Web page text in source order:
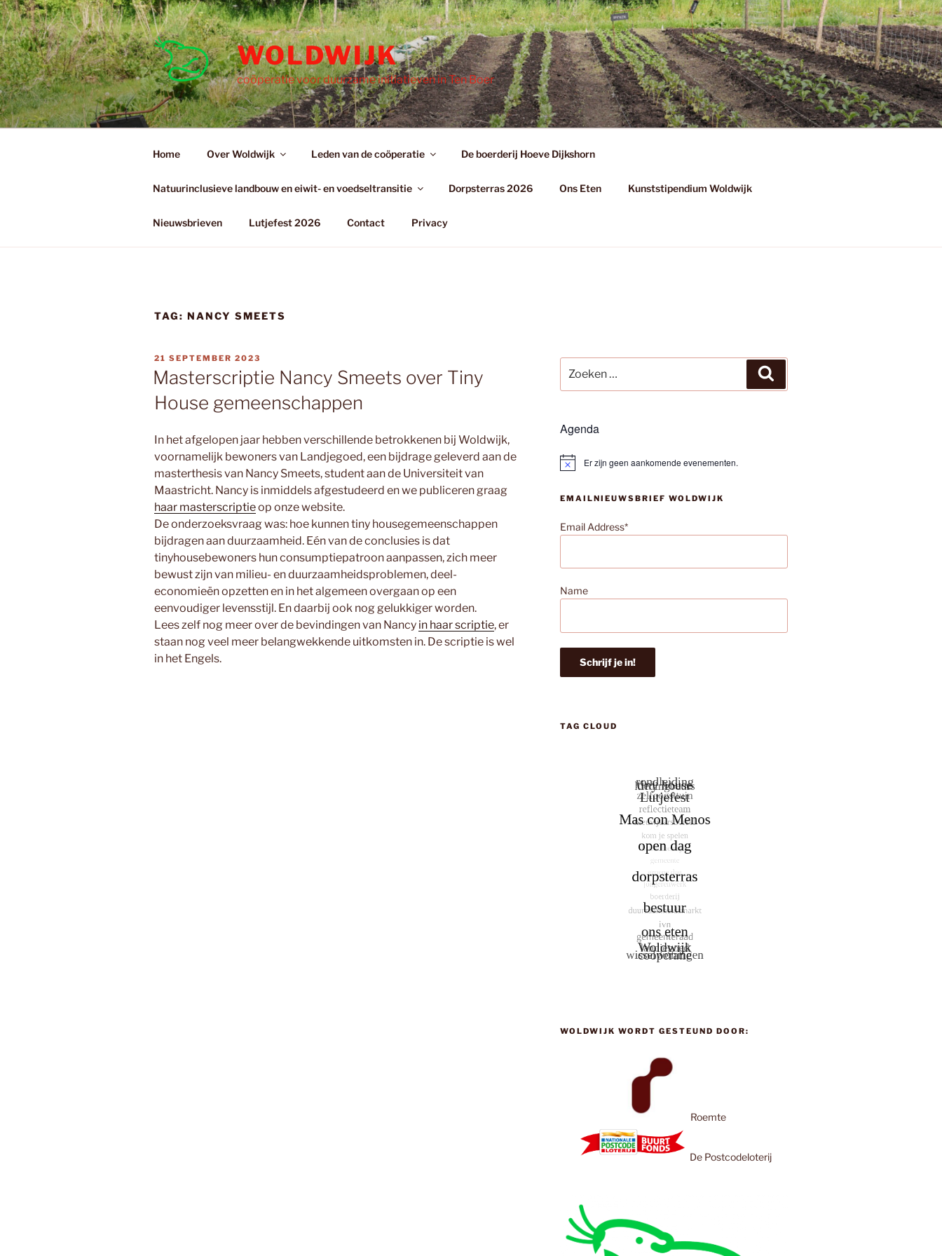
Ga
naar
de
inhoud
WOLDWIJK
coöperatie voor duurzame initiatieven in Ten Boer
Home Over Woldwijk Leden van de coöperatie De boerderij Hoeve Dijkshorn
Natuurinclusieve landbouw en eiwit- en voedseltransitie Dorpsterras 2026 Ons Eten Kunststipendium Woldwijk
Nieuwsbrieven Lutjefest 2026 Contact Privacy
TAG: NANCY SMEETS
GEPLAATST
OP
21 SEPTEMBER 2023
Masterscriptie Nancy Smeets over Tiny
House gemeenschappen
In het afgelopen jaar hebben verschillende betrokkenen bij Woldwijk,
voornamelijk bewoners van Landjegoed, een bijdrage geleverd aan de
masterthesis van Nancy Smeets, student aan de Universiteit van
Maastricht. Nancy is inmiddels afgestudeerd en we publiceren graag
haar masterscriptieop onze website.
De onderzoeksvraag was: hoe kunnen tiny housegemeenschappen
bijdragen aan duurzaamheid. Eén van de conclusies is dat
tinyhousebewoners hun consumptiepatroon aanpassen, zich meer
bewust zijn van milieu- en duurzaamheidsproblemen, deel-
economieën opzetten en in het algemeen overgaan op een
eenvoudiger levensstijl. En daarbij ook nog gelukkiger worden.
Lees zelf nog meer over de bevindingen van Nancy in haar scriptie, er
staan nog veel meer belangwekkende uitkomsten in. De scriptie is wel
in het Engels.
naar:
Agenda
i
h
t
Er zijn geen aankomende evenementen.
EMAILNIEUWSBRIEF WOLDWIJK
Email Address*
Name
TAG CLOUD
WOLDWIJK WORDT GESTEUND DOOR:
Roemte
De Postcodeloterij